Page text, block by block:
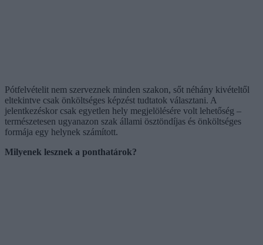
Pótfelvételit nem szerveznek minden szakon, sőt néhány kivételtől
eltekintve csak önköltséges képzést tudtatok választani. A
jelentkezéskor csak egyetlen hely megjelölésére volt lehetőség –
természetesen ugyanazon szak állami ösztöndíjas és önköltséges
formája egy helynek számított.
Milyenek lesznek a ponthatárok?